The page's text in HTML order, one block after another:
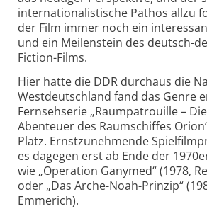
internationalistische Pathos allzu
der Film immer noch ein
und ein Meilenstein des deutsch-
Fiction-Films.
Hier hatte die DDR durchaus die
Westdeutschland fand das Genre
Fernsehserie „Raumpatrouille –
Abenteuer des Raumschiffes
Platz. Ernstzunehmende
es dagegen erst ab Ende der
wie „Operation Ganymed“ (1978,
oder „Das Arche-Noah-Prinzip“
Emmerich).